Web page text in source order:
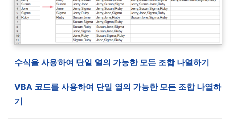
수식을 사용하여 단일 열의 가능한 모든 조합 나열하기
VBA 코드를 사용하여 단일 열의 가능한 모든 조합 나열하
기